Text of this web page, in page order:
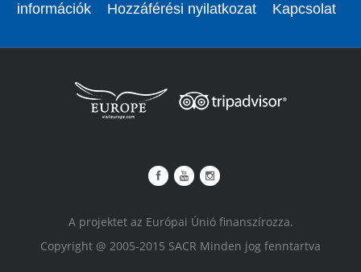
információk
Hozzáférési nyilatkozat Kapcsolat
A projektet az Európai Únió finanszírozza.
Copyright @ 2005-2015 SACR Minden jog fenntartva